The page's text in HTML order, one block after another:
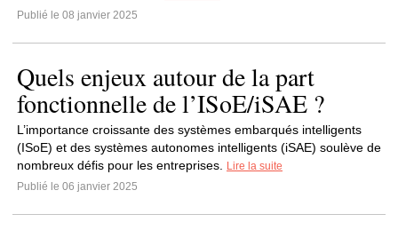
Publié le 08 janvier 2025
Quels enjeux autour de la part
fonctionnelle de l’ISoE/iSAE ?
L’importance croissante des systèmes embarqués intelligents
(ISoE) et des systèmes autonomes intelligents (iSAE) soulève de
nombreux défis pour les entreprises.
Lire la suite
Publié le 06 janvier 2025